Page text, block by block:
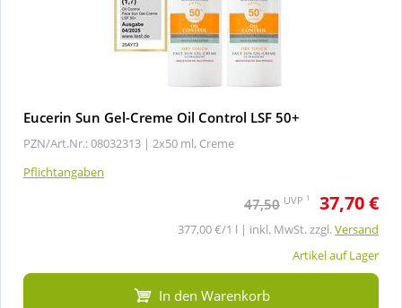
Eucerin Sun Gel-Creme Oil Control LSF 50+
PZN/Art.Nr.: 08032313 | 2x50 ml, Creme
Pflichtangaben
47,50 UVP 1 37,70 €
377,00 €/1 l | inkl. MwSt. zzgl.Versand
Artikel auf Lager
In den Warenkorb